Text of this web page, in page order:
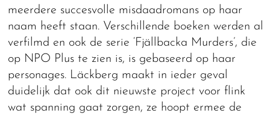
meerdere succesvolle misdaadromans op haar
naam heeft staan. Verschillende boeken werden al
verfilmd en ook de serie ‘Fjällbacka Murders’, die
op NPO Plus te zien is, is gebaseerd op haar
personages. Läckberg maakt in ieder geval
duidelijk dat ook dit nieuwste project voor flink
wat spanning gaat zorgen, ze hoopt ermee de